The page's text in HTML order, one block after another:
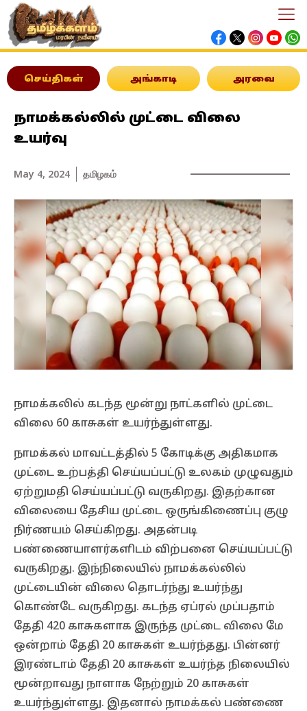
செய்திகள் அங்காடி அரவை
நாமக்கல்லில் முட்டை விலை
உயர்வு
May 4, 2024 தமிழகம்
நாமக்கலில் கடந்த மூன்று நாட்களில் முட்டை
விலை 60 காசுகள் உயர்ந்துள்ளது.
நாமக்கல் மாவட்டத்தில் 5 கோடிக்கு அதிகமாக
முட்டை உற்பத்தி செய்யப்பட்டு உலகம் முழுவதும்
ஏற்றுமதி செய்யப்பட்டு வருகிறது. இதற்கான
விலையை தேசிய முட்டை ஒருங்கிணைப்பு குழு
நிர்ணயம் செய்கிறது. அதன்படி
பண்ணையாளர்களிடம் விற்பனை செய்யப்பட்டு
வருகிறது. இந்நிலையில் நாமக்கல்லில்
முட்டையின் விலை தொடர்ந்து உயர்ந்து
கொண்டே வருகிறது. கடந்த ஏப்ரல் முப்பதாம்
தேதி 420 காசுகளாக இருந்த முட்டை விலை மே
ஒன்றாம் தேதி 20 காசுகள் உயர்ந்தது. பின்னர்
இரண்டாம் தேதி 20 காசுகள் உயர்ந்த நிலையில்
மூன்றாவது நாளாக நேற்றும் 20 காசுகள்
உயர்ந்துள்ளது. இதனால் நாமக்கல் பண்ணை